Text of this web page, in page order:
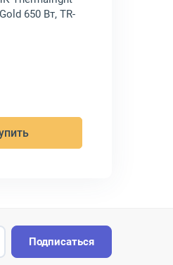
650 Вт, TR-
Подписаться